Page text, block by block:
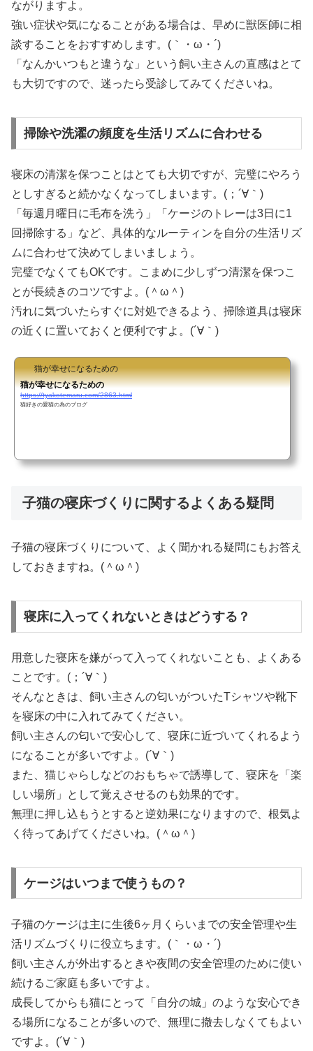
ながりますよ。
強い症状や気になることがある場合は、早めに獣医師に相
談することをおすすめします。(｀・ω・´)
「なんかいつもと違うな」という飼い主さんの直感はとて
も大切ですので、迷ったら受診してみてくださいね。
掃除や洗濯の頻度を生活リズムに合わせる
寝床の清潔を保つことはとても大切ですが、完璧にやろう
としすぎると続かなくなってしまいます。(；´∀｀)
「毎週月曜日に毛布を洗う」「ケージのトレーは3日に1
回掃除する」など、具体的なルーティンを自分の生活リズ
ムに合わせて決めてしまいましょう。
完璧でなくてもOKです。こまめに少しずつ清潔を保つこ
とが長続きのコツですよ。(＾ω＾)
汚れに気づいたらすぐに対処できるよう、掃除道具は寝床
の近くに置いておくと便利ですよ。(´∀｀)
猫が幸せになるための
猫が幸せになるための
https://tyakotemaru.com/2863.html
猫好きの愛猫の為のブログ
子猫の寝床づくりに関するよくある疑問
子猫の寝床づくりについて、よく聞かれる疑問にもお答え
しておきますね。(＾ω＾)
寝床に入ってくれないときはどうする？
用意した寝床を嫌がって入ってくれないことも、よくある
ことです。(；´∀｀)
そんなときは、飼い主さんの匂いがついたTシャツや靴下
を寝床の中に入れてみてください。
飼い主さんの匂いで安心して、寝床に近づいてくれるよう
になることが多いですよ。(´∀｀)
また、猫じゃらしなどのおもちゃで誘導して、寝床を「楽
しい場所」として覚えさせるのも効果的です。
無理に押し込もうとすると逆効果になりますので、根気よ
く待ってあげてくださいね。(＾ω＾)
ケージはいつまで使うもの？
子猫のケージは主に生後6ヶ月くらいまでの安全管理や生
活リズムづくりに役立ちます。(｀・ω・´)
飼い主さんが外出するときや夜間の安全管理のために使い
続けるご家庭も多いですよ。
成長してからも猫にとって「自分の城」のような安心でき
る場所になることが多いので、無理に撤去しなくてもよい
ですよ。(´∀｀)